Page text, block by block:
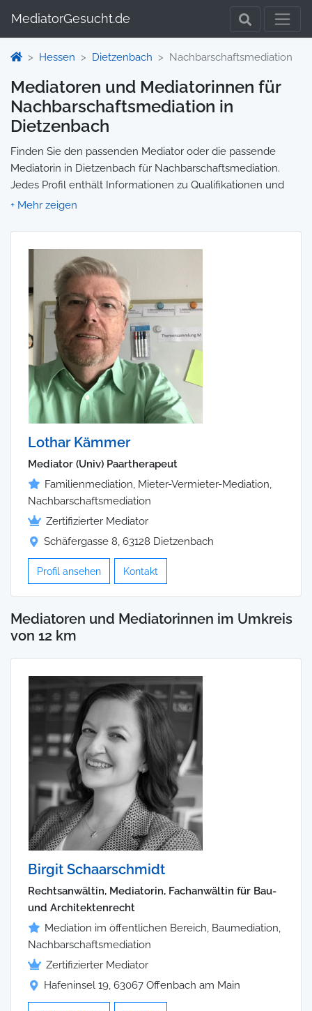
MediatorGesucht.de
Hessen Dietzenbach Nachbarschaftsmediation
Mediatoren und Mediatorinnen für
Nachbarschaftsmediation in
Dietzenbach
Finden Sie den passenden Mediator oder die passende
Mediatorin in Dietzenbach für Nachbarschaftsmediation.
Jedes Profil enthält Informationen zu Qualifikationen und
Spezialisierungen, sodass Sie gezielt die richtige Person für
Wir selbst vermitteln keine Mediationen, sondern stellen die
Plattform zur Verfügung, um Ihnen die Suche zu erleichtern.
Lothar Kämmer
Mediator (Univ) Paartherapeut
Familienmediation, Mieter-Vermieter-Mediation,
Nachbarschaftsmediation
Zertifizierter Mediator
Schäfergasse 8, 63128 Dietzenbach
Profil ansehen Kontakt
Mediatoren und Mediatorinnen im Umkreis
von 12 km
Birgit Schaarschmidt
Rechtsanwältin, Mediatorin, Fachanwältin für Bau-
und Architektenrecht
Mediation im öffentlichen Bereich, Baumediation,
Nachbarschaftsmediation
Zertifizierter Mediator
Hafeninsel 19, 63067 Offenbach am Main